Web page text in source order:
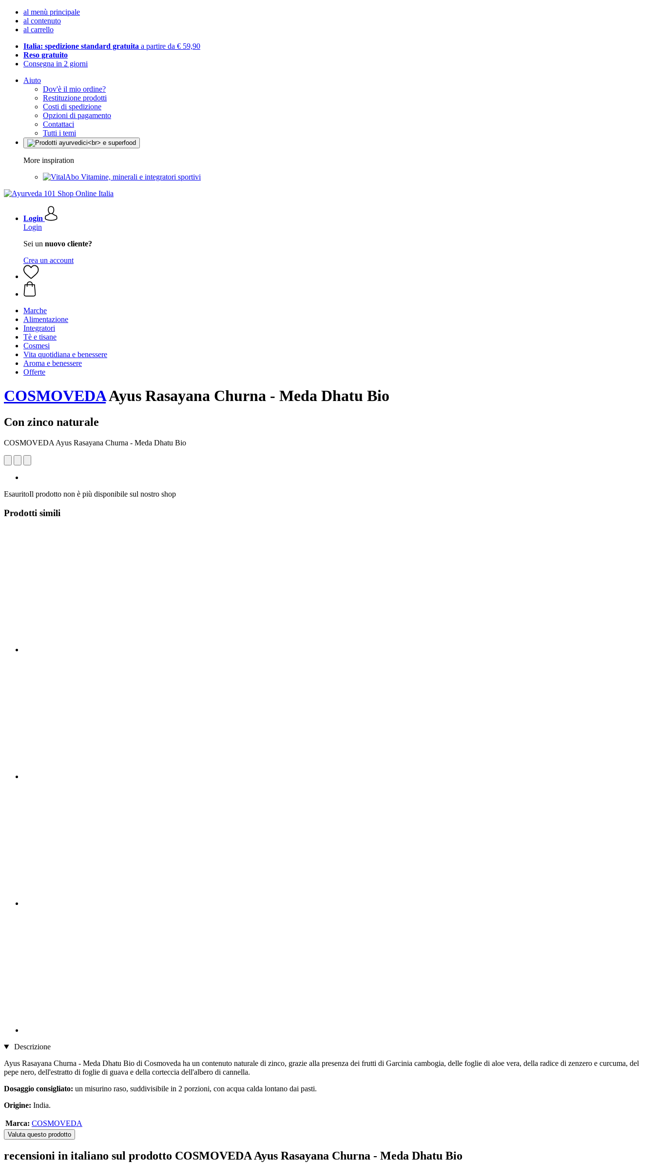
al menù principale
al contenuto
al carrello
Italia: spedizione standard gratuita a partire da € 59,90
Reso gratuito
Consegna in 2 giorni
Aiuto
Dov'è il mio ordine?
Restituzione prodotti
Costi di spedizione
Opzioni di pagamento
Contattaci
Tutti i temi
More inspiration
Vitamine, minerali e integratori sportivi
Login
Login
Sei un nuovo cliente?
Crea un account
Marche
Alimentazione
Integratori
Tè e tisane
Cosmesi
Vita quotidiana e benessere
Aroma e benessere
Offerte
COSMOVEDAAyus Rasayana Churna - Meda Dhatu Bio
Con zinco naturale
COSMOVEDA Ayus Rasayana Churna - Meda Dhatu Bio
EsauritoIl prodotto non è più disponibile sul nostro shop
Prodotti simili
Descrizione
Ayus Rasayana Churna - Meda Dhatu Bio di Cosmoveda ha un contenuto naturale di zinco, grazie alla presenza dei frutti di Garcinia cambogia, delle foglie di aloe vera, della radice di zenzero e curcuma, del
pepe nero, dell'estratto di foglie di guava e della corteccia dell'albero di cannella.
Dosaggio consigliato: un misurino raso, suddivisibile in 2 porzioni, con acqua calda lontano dai pasti.
Origine: India.
Marca: COSMOVEDA
Valuta questo prodotto
recensioni in italiano sul prodotto COSMOVEDA Ayus Rasayana Churna - Meda Dhatu Bio